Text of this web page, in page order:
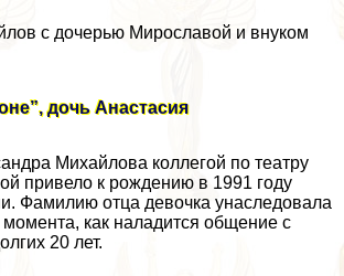
с дочерью Мирославой и внуком
дочь Анастасия
Михайлова коллегой по театру
привело к рождению в 1991 году
Фамилию отца дeвoчка унаследовала
момента, как наладится общение с
20 лет.